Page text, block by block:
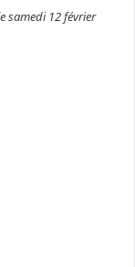
samedi 12 février